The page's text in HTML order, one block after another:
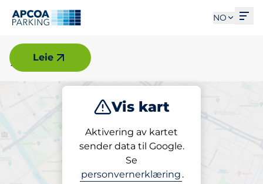
NO
Øyer
Vis kart
Aktivering av kartet
sender data til Google.
Se
personvernerklæring .
Leie
Lading
Finn parkering i Øyer